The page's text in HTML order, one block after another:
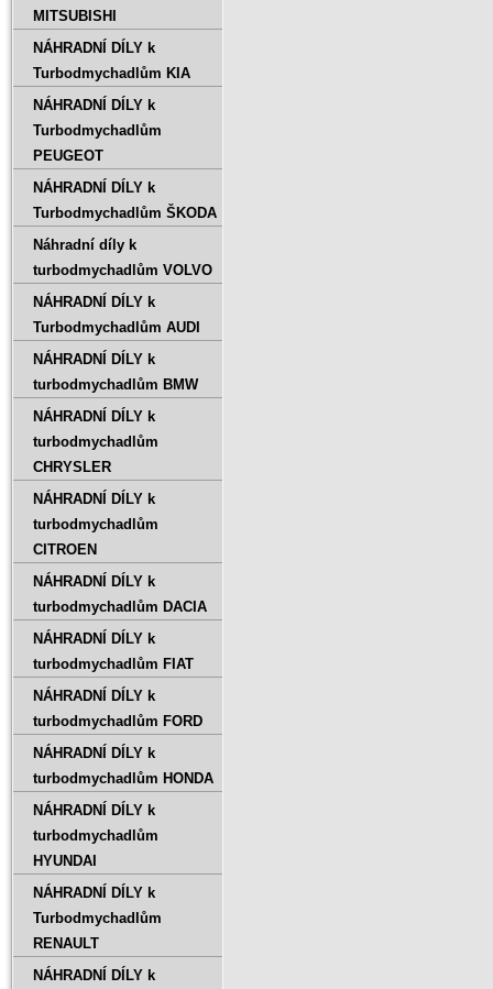
MITSUBISHI
NÁHRADNÍ DÍLY k
Turbodmychadlům KIA
NÁHRADNÍ DÍLY k
Turbodmychadlům
PEUGEOT
NÁHRADNÍ DÍLY k
Turbodmychadlům ŠKODA
Náhradní díly k
turbodmychadlům VOLVO
NÁHRADNÍ DÍLY k
Turbodmychadlům AUDI
NÁHRADNÍ DÍLY k
turbodmychadlům BMW
NÁHRADNÍ DÍLY k
turbodmychadlům
CHRYSLER
NÁHRADNÍ DÍLY k
turbodmychadlům
CITROEN
NÁHRADNÍ DÍLY k
turbodmychadlům DACIA
NÁHRADNÍ DÍLY k
turbodmychadlům FIAT
NÁHRADNÍ DÍLY k
turbodmychadlům FORD
NÁHRADNÍ DÍLY k
turbodmychadlům HONDA
NÁHRADNÍ DÍLY k
turbodmychadlům
HYUNDAI
NÁHRADNÍ DÍLY k
Turbodmychadlům
RENAULT
NÁHRADNÍ DÍLY k